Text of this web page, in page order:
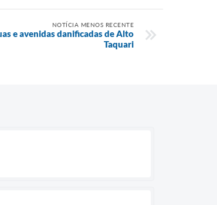
NOTÍCIA MENOS RECENTE
e avenidas danificadas de Alto
Taquari